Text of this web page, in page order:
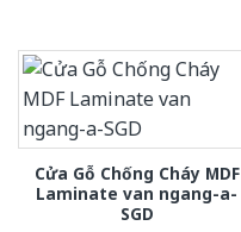
Cửa Gỗ Chống Cháy MDF
Laminate van ngang-a-
SGD